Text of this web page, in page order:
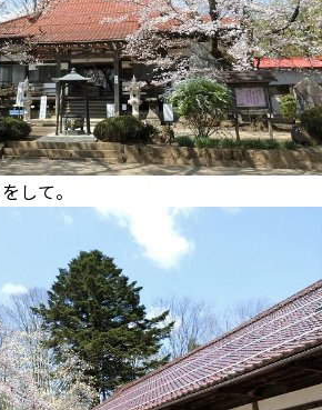
して。